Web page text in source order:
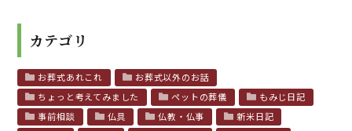
カテゴリ
お葬式あれこれ
お葬式以外のお話
ちょっと考えてみました
ペットの葬儀
もみじ日記
事前相談
仏具 仏教・仏事
新米日記